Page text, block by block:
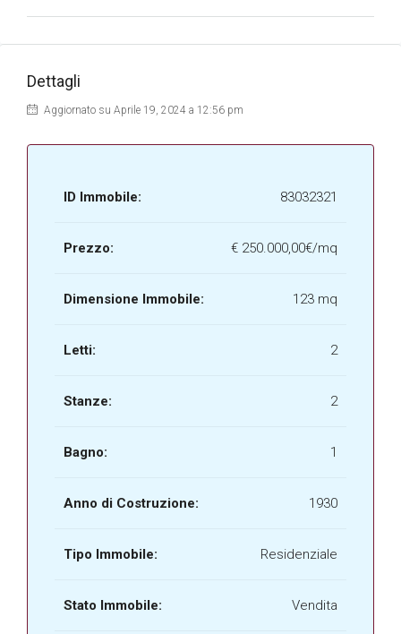
Dettagli
Aggiornato su Aprile 19, 2024 a 12:56 pm
ID Immobile: 83032321
Prezzo: € 250.000,00€/mq
Dimensione Immobile: 123 mq
Letti: 2
Stanze: 2
Bagno: 1
Anno di Costruzione: 1930
Tipo Immobile: Residenziale
Stato Immobile: Vendita